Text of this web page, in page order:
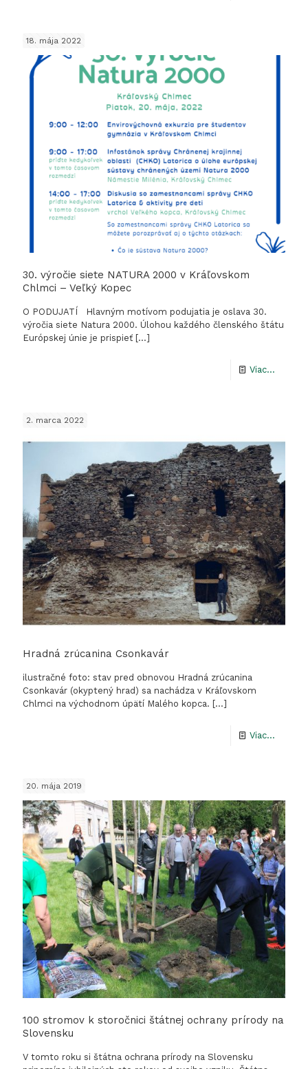
18. mája 2022
30. výročie siete NATURA 2000 v Kráľovskom
Chlmci – Veľký Kopec
O PODUJATÍ Hlavným motívom podujatia je oslava 30.
výročia siete Natura 2000. Úlohou každého členského štátu
Európskej únie je prispieť […]
Viac...
2000
v
Chlmci
–
Veľký
Kopec
2. marca 2022
Hradná zrúcanina Csonkavár
ilustračné foto: stav pred obnovou Hradná zrúcanina
Csonkavár (okyptený hrad) sa nachádza v Kráľovskom
Chlmci na východnom úpätí Malého kopca. […]
Viac...
20. mája 2019
100 stromov k storočnici štátnej ochrany prírody na
Slovensku
V tomto roku si štátna ochrana prírody na Slovensku